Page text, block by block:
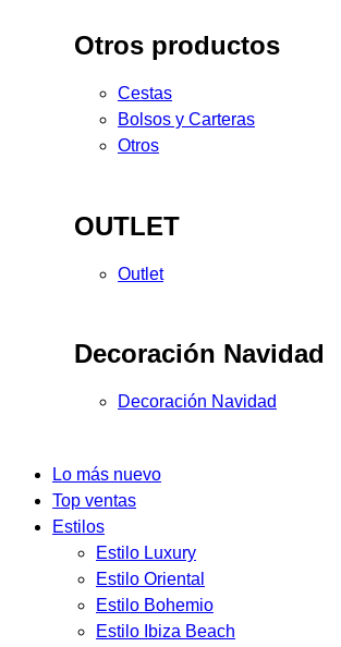
Otros productos
Cestas
Bolsos y Carteras
Otros
OUTLET
Outlet
Decoración Navidad
Decoración Navidad
Lo más nuevo
Top ventas
Estilos
Estilo Luxury
Estilo Oriental
Estilo Bohemio
Estilo Ibiza Beach